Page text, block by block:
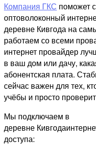
Компания ГКС поможет
оптоволоконный
деревне Кивгода на
работаем со всеми
интернет провайдер
в ваш дом или дачу,
абонентская плата.
сейчас важен для тех,
учёбы и просто
Мы подключаем в
деревне
доступа: